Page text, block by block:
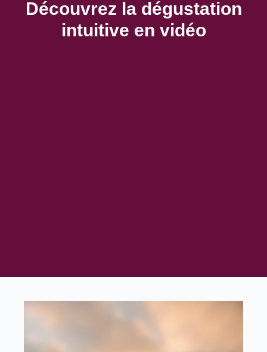
Découvrez la dégustation
intuitive en vidéo